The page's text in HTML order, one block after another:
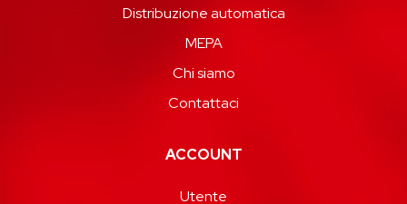
Distribuzione automatica
MEPA
Chi siamo
Contattaci
ACCOUNT
Utente